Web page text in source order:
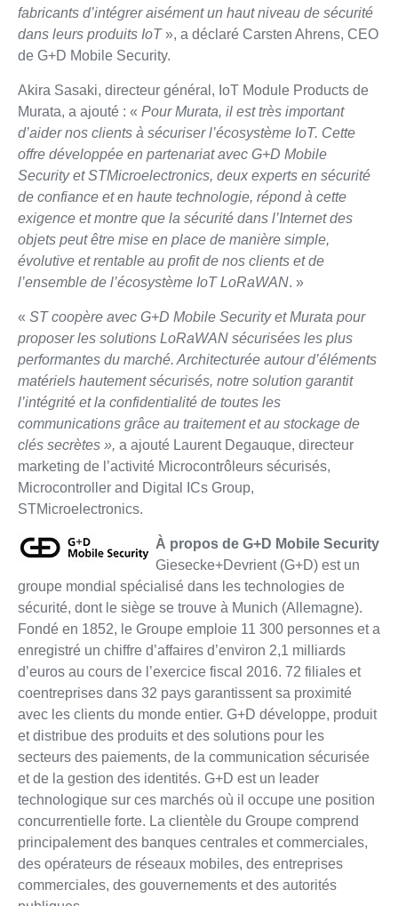
fabricants d’intégrer aisément un haut niveau de sécurité
dans leurs produits IoT», a déclaré Carsten Ahrens, CEO
de G+D Mobile Security.
Akira Sasaki, directeur général, IoT Module Products de
Murata, a ajouté : « Pour Murata, il est très important
d’aider nos clients à sécuriser l’écosystème IoT. Cette
offre développée en partenariat avec G+D Mobile
Security et STMicroelectronics, deux experts en sécurité
de confiance et en haute technologie, répond à cette
exigence et montre que la sécurité dans l’Internet des
objets peut être mise en place de manière simple,
évolutive et rentable au profit de nos clients et de
l’ensemble de l’écosystème IoT LoRaWAN. »
« ST coopère avec G+D Mobile Security et Murata pour
proposer les solutions LoRaWAN sécurisées les plus
performantes du marché. Architecturée autour d’éléments
matériels hautement sécurisés, notre solution garantit
l’intégrité et la confidentialité de toutes les
communications grâce au traitement et au stockage de
clés secrètes », a ajouté Laurent Degauque, directeur
marketing de l’activité Microcontrôleurs sécurisés,
Microcontroller and Digital ICs Group,
STMicroelectronics.
À propos de G+D Mobile Security
Giesecke+Devrient (G+D) est un
groupe mondial spécialisé dans les technologies de
sécurité, dont le siège se trouve à Munich (Allemagne).
Fondé en 1852, le Groupe emploie 11 300 personnes et a
enregistré un chiffre d’affaires d’environ 2,1 milliards
d’euros au cours de l’exercice fiscal 2016. 72 filiales et
coentreprises dans 32 pays garantissent sa proximité
avec les clients du monde entier. G+D développe, produit
et distribue des produits et des solutions pour les
secteurs des paiements, de la communication sécurisée
et de la gestion des identités. G+D est un leader
technologique sur ces marchés où il occupe une position
concurrentielle forte. La clientèle du Groupe comprend
principalement des banques centrales et commerciales,
des opérateurs de réseaux mobiles, des entreprises
commerciales, des gouvernements et des autorités